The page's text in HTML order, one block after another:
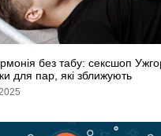
без табу: сексшоп
для пар, які зближують